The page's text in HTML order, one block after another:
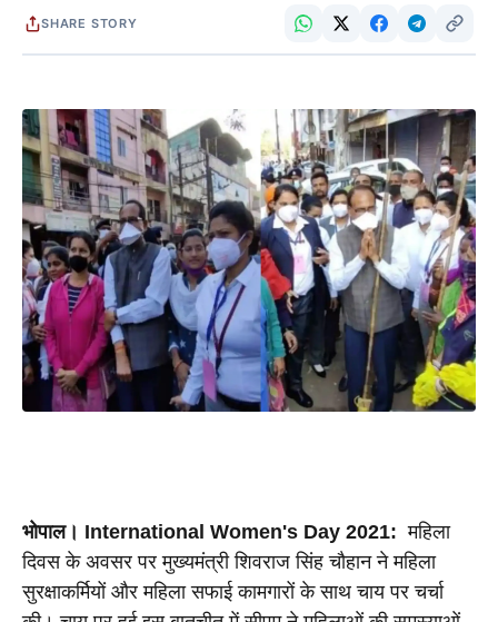
SHARE STORY
भोपाल। International Women's Day 2021: महिला
दिवस के अवसर पर मुख्यमंत्री शिवराज सिंह चौहान ने महिला
सुरक्षाकर्मियों और महिला सफाई कामगारों के साथ चाय पर चर्चा